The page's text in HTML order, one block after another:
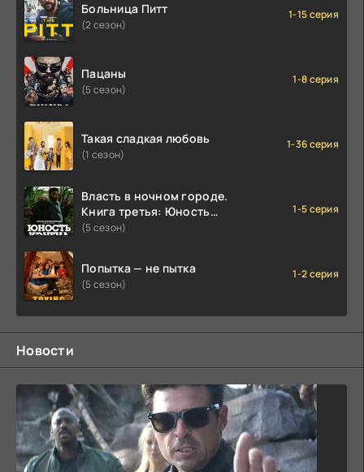
Больница Питт
(2 сезон)
1-15 серия
Пацаны
(5 сезон)
1-8 серия
Такая сладкая любовь
(1 сезон)
1-36 серия
Власть в ночном городе.
Книга третья: Юность
Кэнена
(5 сезон)
1-5 серия
Попытка — не пытка
(5 сезон)
1-2 серия
Новости